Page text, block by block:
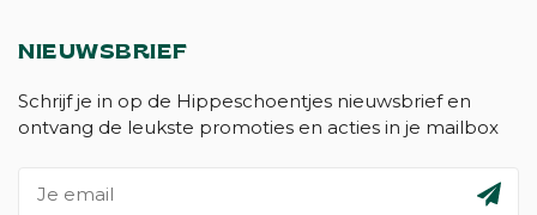
NIEUWSBRIEF
Schrijf je in op de Hippeschoentjes nieuwsbrief en
ontvang de leukste promoties en acties in je mailbox